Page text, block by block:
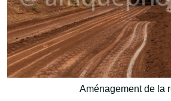
Aménagement de la